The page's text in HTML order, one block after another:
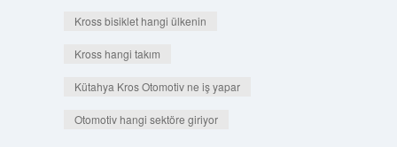
Kross bisiklet hangi ülkenin
Kross hangi takım
Kütahya Kros Otomotiv ne iş yapar
Otomotiv hangi sektöre giriyor